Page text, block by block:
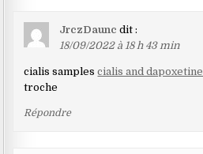
JrczDaunc dit :
18/09/2022 à 18 h 43 min
cialis samplescialis and dapoxetine
troche
Répondre